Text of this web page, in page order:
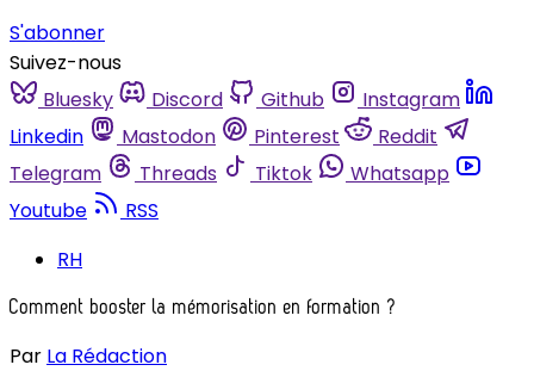
S'abonner
Suivez-nous
Bluesky
Discord Github
Instagram
Linkedin
Mastodon Pinterest
Reddit
Telegram
Threads Tiktok
Whatsapp
Youtube
RSS
RH
Comment booster la mémorisation en formation ?
Par La Rédaction